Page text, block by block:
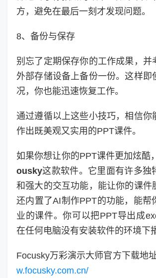
方，避免在最后一刻才发现问题。
8、备份与保存
别忘了定期保存你的工作成果，并
外部存储设备上备份一份。这样即
况，你也能迅速恢复工作。
通过遵循以上这些小技巧，相信你
作出既美观又实用的PPT课件。
如果你想让你的PPT课件更加炫酷
ousky这款软件。它里面有许多独
和强大的交互功能，能让你的课件
还内置了AI制作PPT的功能，能帮
业的课件。你可以把PPT导出成
在任何电脑没有安装软件的环境下
Focusky万彩演示大师官方下载地址
w.focusky.com.cn/